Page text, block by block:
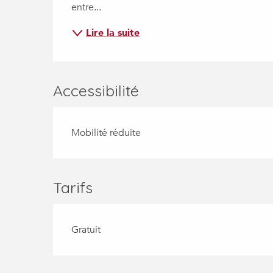
entre...
Lire la suite
Accessibilité
Mobilité réduite
Tarifs
Gratuit